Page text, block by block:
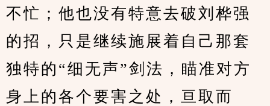
不忙；他也没有特意去破刘桦强
的招，只是继续施展着自己那套
独特的“细无声”剑法，瞄准对方
身上的各个要害之处，亘取而